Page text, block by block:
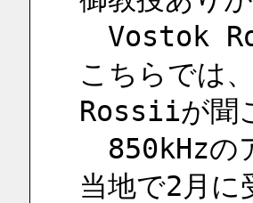
Vostok
こちらでは
Rossiiが聞
850kHzの
当地で2月に